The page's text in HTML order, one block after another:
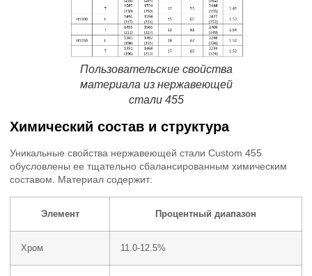
Пользовательские свойства
материала из нержавеющей
стали 455
Химический состав и структура
Уникальные свойства нержавеющей стали Custom 455
обусловлены ее тщательно сбалансированным химическим
составом. Материал содержит:
Элемент Процентный диапазон
Хром 11.0-12.5%